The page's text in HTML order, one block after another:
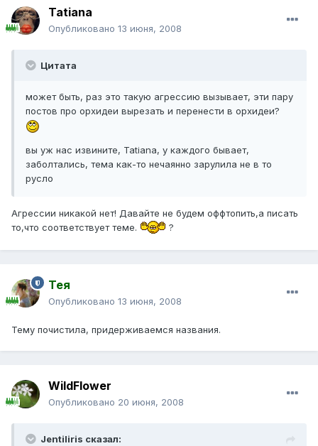
Tatiana
Опубликовано 13 июня, 2008
Цитата
может быть, раз это такую агрессию вызывает, эти пару
постов про орхидеи вырезать и перенести в орхидеи?
вы уж нас извините, Tatiana, у каждого бывает,
заболтались, тема как-то нечаянно зарулила не в то
русло
Агрессии никакой нет! Давайте не будем оффтопить,а писать
то,что соответствует теме.
?
Тея
Опубликовано 13 июня, 2008
Тему почистила, придерживаемся названия.
WildFlower
Опубликовано 20 июня, 2008
Jentiliris сказал: